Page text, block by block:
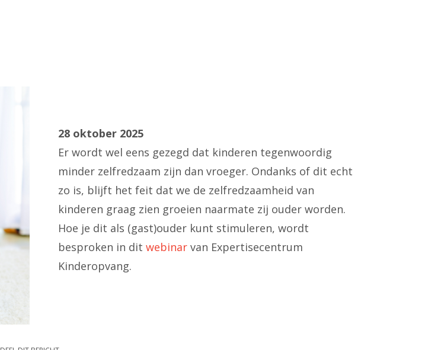
28 oktober 2025
Er wordt wel eens gezegd dat kinderen tegenwoordig
minder zelfredzaam zijn dan vroeger. Ondanks of dit echt
zo is, blijft het feit dat we de zelfredzaamheid van
kinderen graag zien groeien naarmate zij ouder worden.
Hoe je dit als (gast)ouder kunt stimuleren, wordt
besproken in dit webinar van Expertisecentrum
Kinderopvang.